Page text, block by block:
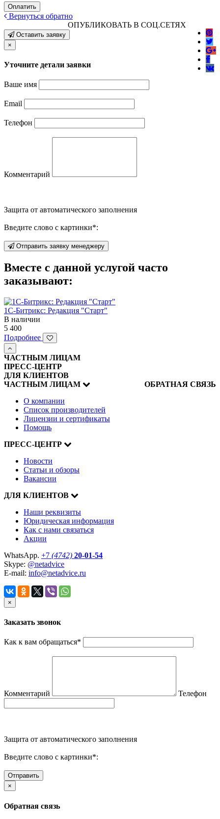
Вернуться обратно
ОПУБЛИКОВАТЬ В СОЦ.СЕТЯХ
Оставить заявку
×
Уточните детали заявки
Ваше имя
Email
Телефон
Комментарий
Защита от автоматического заполнения
Введите слово с картинки*:
Отправить заявку менеджеру
Вместе с данной услугой часто
заказывают:
1С-Битрикс: Редакция "Старт"
В наличии
5 400
Подробнее
ЧАСТНЫМ ЛИЦАМ
ПРЕСС-ЦЕНТР
ДЛЯ КЛИЕНТОВ
ОБРАТНАЯ СВЯЗЬ
ЧАСТНЫМ ЛИЦАМ
О компании
Список производителей
Лицензии и сертификаты
Помощь
ПРЕСС-ЦЕНТР
Новости
Статьи и обзоры
Вакансии
ДЛЯ КЛИЕНТОВ
Наши реквизиты
Юридическая информация
Как с нами связаться
Акции
WhatsApp. +7 (4742) 20-01-54
Skype: @netadvice
E-mail: info@netadvice.ru
×
Заказать звонок
Как к вам обращаться*
Комментарий Телефон
Защита от автоматического заполнения
Введите слово с картинки*:
Отправить
×
Обратная связь